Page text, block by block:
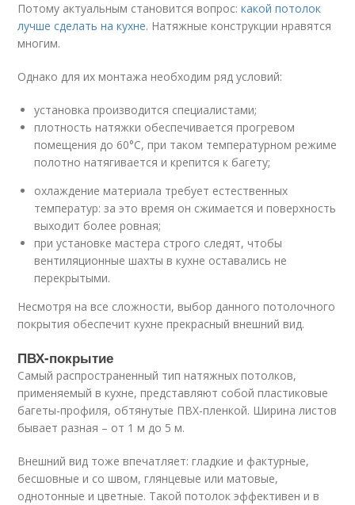
Потому актуальным становится вопрос:какой потолок
лучше сделать на кухне. Натяжные конструкции нравятся
многим.
Однако для их монтажа необходим ряд условий:
установка производится специалистами;
плотность натяжки обеспечивается прогревом
помещения до 60°C, при таком температурном режиме
полотно натягивается и крепится к багету;
охлаждение материала требует естественных
температур: за это время он сжимается и поверхность
выходит более ровная;
при установке мастера строго следят, чтобы
вентиляционные шахты в кухне оставались не
перекрытыми.
Несмотря на все сложности, выбор данного потолочного
покрытия обеспечит кухне прекрасный внешний вид.
ПВХ-покрытие
Самый распространенный тип натяжных потолков,
применяемый в кухне, представляют собой пластиковые
багеты-профиля, обтянутые ПВХ-пленкой. Ширина листов
бывает разная – от 1 м до 5 м.
Внешний вид тоже впечатляет: гладкие и фактурные,
бесшовные и со швом, глянцевые или матовые,
однотонные и цветные. Такой потолок эффективен и в